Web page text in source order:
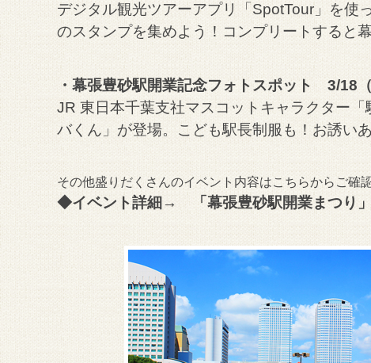
デジタル観光ツアーアプリ「SpotTour」を使
のスタンプを集めよう！コンプリートすると
・幕張豊砂駅開業記念フォトスポット 3/
JR 東日本千葉支社マスコットキャラクター
バくん」が登場。こども駅長制服も！お誘い
その他盛りだくさんのイベント内容はこちらからご確
◆イベント詳細→ 「幕張豊砂駅開業まつり